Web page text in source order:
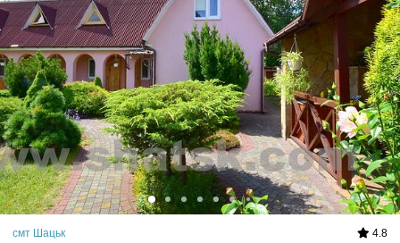
смт Шацьк 4.8